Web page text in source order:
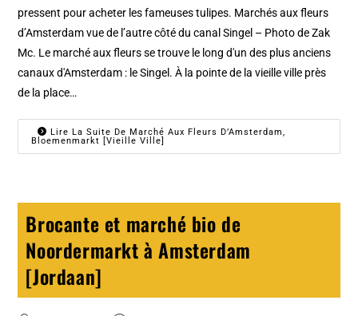
pressent pour acheter les fameuses tulipes. Marchés aux fleurs
d’Amsterdam vue de l’autre côté du canal Singel – Photo de Zak
Mc. Le marché aux fleurs se trouve le long d'un des plus anciens
canaux d'Amsterdam : le Singel. À la pointe de la vieille ville près
de la place…
Lire La Suite De Marché Aux Fleurs D’Amsterdam,
Bloemenmarkt [Vieille Ville]
Brocante et marché bio de
Noordermarkt à Amsterdam
[Jordaan]